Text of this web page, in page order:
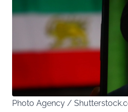
Photo Agency /